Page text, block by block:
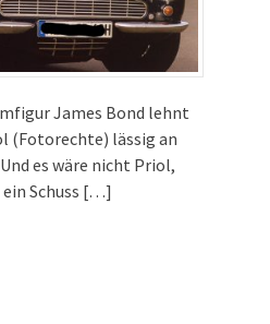
James Bond lehnt
(Fotorechte) lässig an
es wäre nicht Priol,
ein Schuss […]